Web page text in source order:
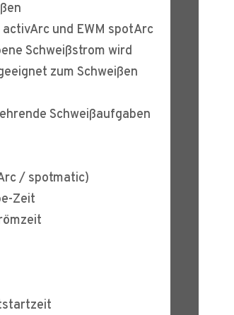
und EWM spotArc
Schweißstrom wird
zum Schweißen
Schweißaufgaben
/ spotmatic)
Zeit